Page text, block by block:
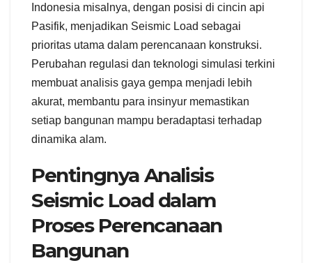
Indonesia misalnya, dengan posisi di cincin api
Pasifik, menjadikan Seismic Load sebagai
prioritas utama dalam perencanaan konstruksi.
Perubahan regulasi dan teknologi simulasi terkini
membuat analisis gaya gempa menjadi lebih
akurat, membantu para insinyur memastikan
setiap bangunan mampu beradaptasi terhadap
dinamika alam.
Pentingnya Analisis
Seismic Load dalam
Proses Perencanaan
Bangunan